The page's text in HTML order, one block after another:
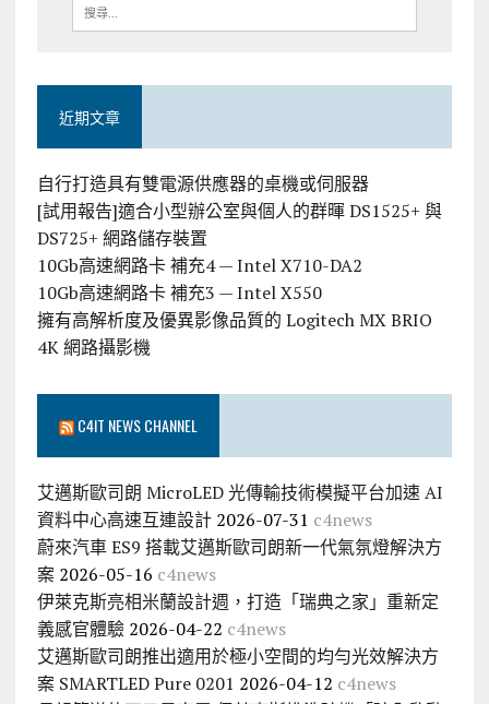
近期文章
自行打造具有雙電源供應器的桌機或伺服器
[試用報告]適合小型辦公室與個人的群暉 DS1525+ 與
DS725+ 網路儲存裝置
10Gb高速網路卡 補充4 — Intel X710-DA2
10Gb高速網路卡 補充3 — Intel X550
擁有高解析度及優異影像品質的 Logitech MX BRIO
4K 網路攝影機
C4IT NEWS CHANNEL
艾邁斯歐司朗 MicroLED 光傳輸技術模擬平台加速 AI
資料中心高速互連設計 2026-07-31 c4news
蔚來汽車 ES9 搭載艾邁斯歐司朗新一代氣氛燈解決方
案 2026-05-16 c4news
伊萊克斯亮相米蘭設計週，打造「瑞典之家」重新定
義感官體驗 2026-04-22 c4news
艾邁斯歐司朗推出適用於極小空間的均勻光效解決方
案 SMARTLED Pure 0201 2026-04-12 c4news